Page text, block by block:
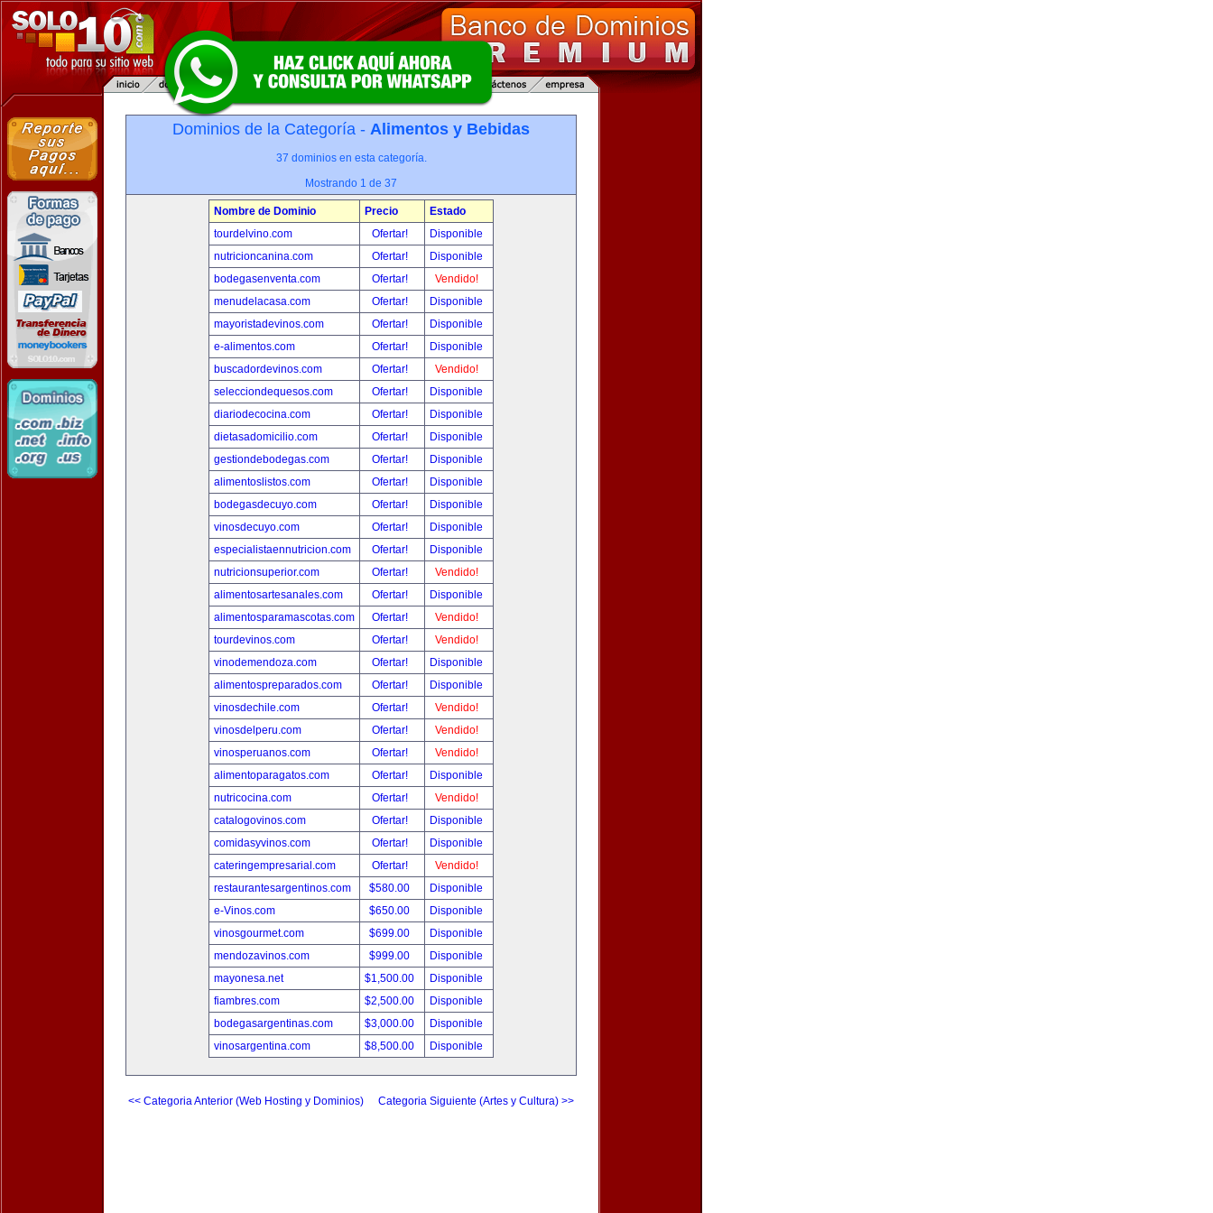
Dominios de la Categoría - Alimentos y Bebidas
37 dominios en esta categoría.
Mostrando 1 de 37
Nombre de Dominio Precio
Estado
tourdelvino.com
Ofertar!
Disponible
nutricioncanina.com
Ofertar!
Disponible
bodegasenventa.com
Ofertar!
Vendido!
menudelacasa.com
Ofertar!
Disponible
mayoristadevinos.com
Ofertar!
Disponible
e-alimentos.com
Ofertar!
Disponible
buscadordevinos.com
Ofertar!
Vendido!
selecciondequesos.com
Ofertar!
Disponible
diariodecocina.com
Ofertar!
Disponible
dietasadomicilio.com
Ofertar!
Disponible
gestiondebodegas.com
Ofertar!
Disponible
alimentoslistos.com
Ofertar!
Disponible
bodegasdecuyo.com
Ofertar!
Disponible
vinosdecuyo.com
Ofertar!
Disponible
especialistaennutricion.com
Ofertar!
Disponible
nutricionsuperior.com
Ofertar!
Vendido!
alimentosartesanales.com
Ofertar!
Disponible
alimentosparamascotas.com
Ofertar!
Vendido!
tourdevinos.com
Ofertar!
Vendido!
vinodemendoza.com
Ofertar!
Disponible
alimentospreparados.com
Ofertar!
Disponible
vinosdechile.com
Ofertar!
Vendido!
vinosdelperu.com
Ofertar!
Vendido!
vinosperuanos.com
Ofertar!
Vendido!
alimentoparagatos.com
Ofertar!
Disponible
nutricocina.com
Ofertar!
Vendido!
catalogovinos.com
Ofertar!
Disponible
comidasyvinos.com
Ofertar!
Disponible
cateringempresarial.com
Ofertar!
Vendido!
restaurantesargentinos.com
$580.00
Disponible
e-Vinos.com
$650.00
Disponible
vinosgourmet.com
$699.00
Disponible
mendozavinos.com
$999.00
Disponible
mayonesa.net
$1,500.00
Disponible
fiambres.com
$2,500.00
Disponible
bodegasargentinas.com
$3,000.00
Disponible
vinosargentina.com
$8,500.00 Disponible
<< Categoria Anterior (Web Hosting y Dominios) Categoria Siguiente (Artes y Cultura) >>